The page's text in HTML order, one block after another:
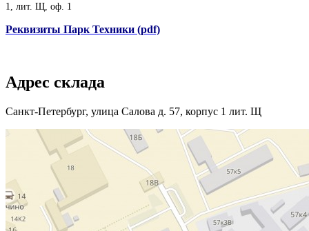
1, лит. Щ, оф. 1
Реквизиты Парк Техники (pdf)
Адрес склада
Санкт-Петербург, улица Салова д. 57, корпус 1 лит. Щ